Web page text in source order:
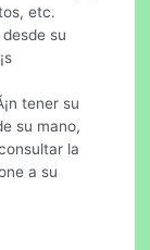
etc.
su
tener su
su mano,
la
a su